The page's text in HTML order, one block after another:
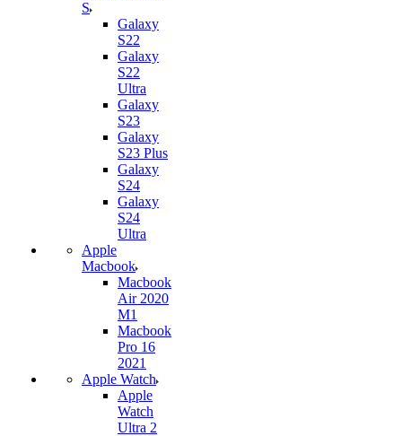
S
Galaxy
S22
Galaxy
S22
Ultra
Galaxy
S23
Galaxy
S23 Plus
Galaxy
S24
Galaxy
S24
Ultra
Apple
Macbook
Macbook
Air 2020
M1
Macbook
Pro 16
2021
Apple Watch
Apple
Watch
Ultra 2